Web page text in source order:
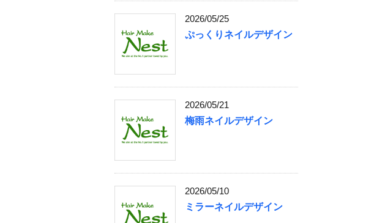
2026/05/25
ぷっくりネイルデザイン
2026/05/21
梅雨ネイルデザイン
2026/05/10
ミラーネイルデザイン